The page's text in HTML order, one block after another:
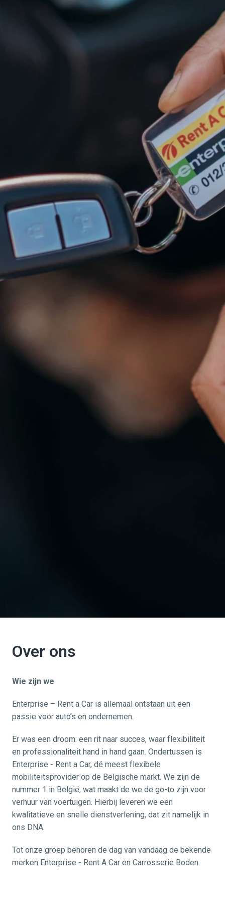
Over ons
Wie zijn we
Enterprise – Rent a Car is allemaal ontstaan uit een
passie voor auto’s en ondernemen.
Er was een droom: een rit naar succes, waar flexibiliteit
en professionaliteit hand in hand gaan. Ondertussen is
Enterprise - Rent a Car, dé meest flexibele
mobiliteitsprovider op de Belgische markt. We zijn de
nummer 1 in België, wat maakt de we de go-to zijn voor
verhuur van voertuigen. Hierbij leveren we een
kwalitatieve en snelle dienstverlening, dat zit namelijk in
ons DNA.
Tot onze groep behoren de dag van vandaag de bekende
merken Enterprise - Rent A Car en Carrosserie Boden.